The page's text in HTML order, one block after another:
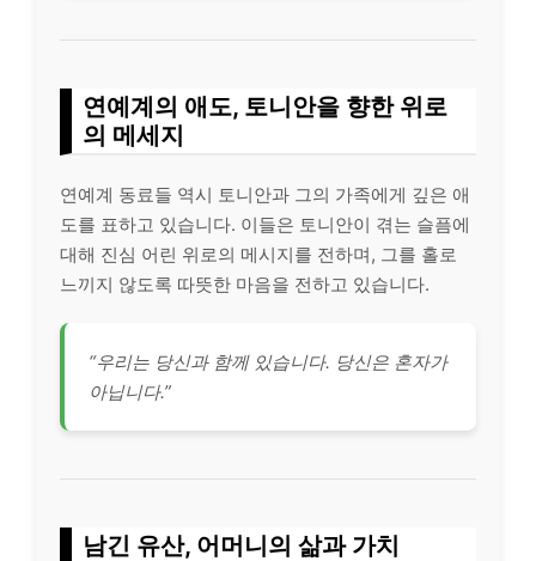
연예계의 애도, 토니안을 향한 위로
의 메세지
연예계 동료들 역시 토니안과 그의 가족에게 깊은 애
도를 표하고 있습니다. 이들은 토니안이 겪는 슬픔에
대해 진심 어린 위로의 메시지를 전하며, 그를 홀로
느끼지 않도록 따뜻한 마음을 전하고 있습니다.
“우리는 당신과 함께 있습니다. 당신은 혼자가
아닙니다.”
남긴 유산, 어머니의 삶과 가치